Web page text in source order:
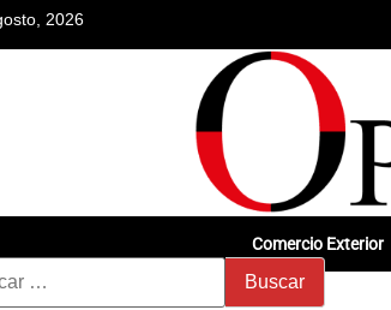
2026
Comercio Exterior